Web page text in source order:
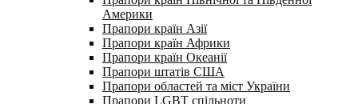
Америки
Прапори країн Азії
Прапори країн Африки
Прапори країн Океанії
Прапори штатів США
Прапори областей та міст України
Прапори LGBT спільноти